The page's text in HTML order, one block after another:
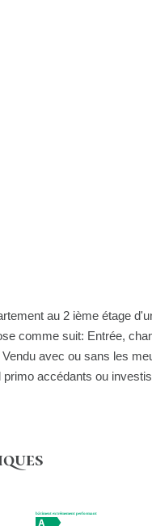
au 2 ième étage
comme suit: Entrée,
avec ou sans les
accédants ou